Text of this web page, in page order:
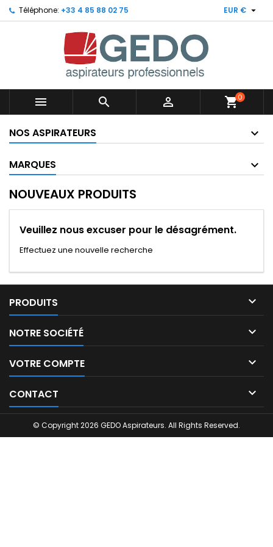
Téléphone: +33 4 85 88 02 75 EUR € 
   shopping_cart0
NOS ASPIRATEURS
MARQUES
NOUVEAUX PRODUITS
Veuillez nous excuser pour le désagrément.
Effectuez une nouvelle recherche
PRODUITS 
NOTRE SOCIÉTÉ 
VOTRE COMPTE 
CONTACT 
© Copyright 2026 GEDO Aspirateurs. All Rights Reserved.